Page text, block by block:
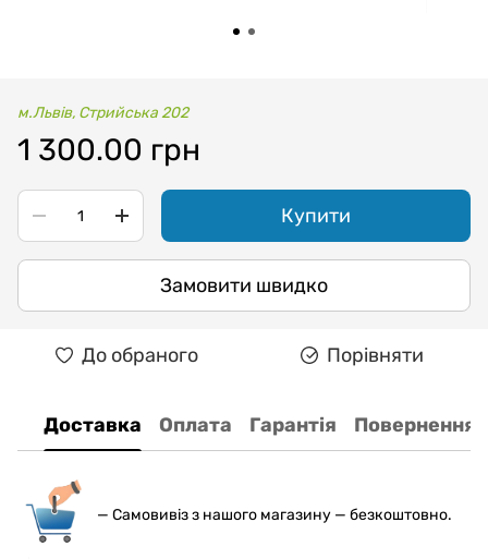
м.Львів, Стрийська 202
1 300.00 грн
Купити
Замовити швидко
До обраного Порівняти
Доставка Оплата Гарантія Повернення
— Самовивіз з нашого магазину — безкоштовно.